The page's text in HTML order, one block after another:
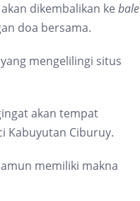
akan dikembalikan ke bale
doa bersama.
mengelilingi situs
akan tempat
Kabuyutan Ciburuy.
memiliki makna